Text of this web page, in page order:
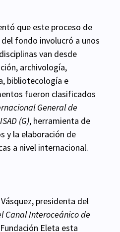
que este proceso de
fondo involucró a unos
van desde
archivología,
bibliotecología e
fueron clasificados
General de
(G), herramienta de
y la elaboración de
a nivel internacional.
presidenta del
Canal Interoceánico de
Eleta esta